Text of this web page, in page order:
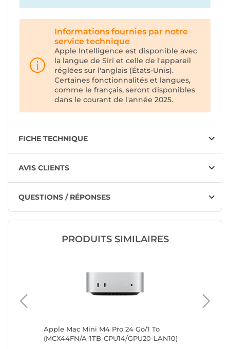
Informations fournies par notre
service technique
Apple Intelligence est disponible avec
la langue de Siri et celle de l'appareil
réglées sur l'anglais (États-Unis).
Certaines fonctionnalités et langues,
comme le français, seront disponibles
dans le courant de l'année 2025.
FICHE TECHNIQUE
AVIS CLIENTS
QUESTIONS / RÉPONSES
PRODUITS SIMILAIRES
Apple Mac Mini M4 Pro 24 Go/1 To
(MCX44FN/A-1TB-CPU14/GPU20-LAN10)